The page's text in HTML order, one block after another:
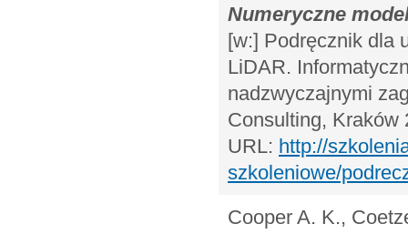
Numeryczne
[w:] Podręcznik dla
LiDAR.
nadzwyczajnymi
Consulting, Kraków
URL: http://
szkoleniowe/
Cooper A. K.,